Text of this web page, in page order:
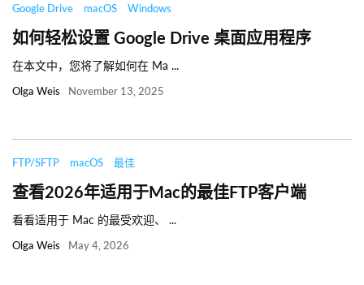
Google Drive macOS Windows
如何轻松设置 Google Drive 桌面应用程序
在本文中，您将了解如何在 Ma ...
Olga Weis November 13, 2025
FTP/SFTP macOS 最佳
查看2026年适用于Mac的最佳FTP客户端
看看适用于 Mac 的最受欢迎、 ...
Olga Weis May 4, 2026